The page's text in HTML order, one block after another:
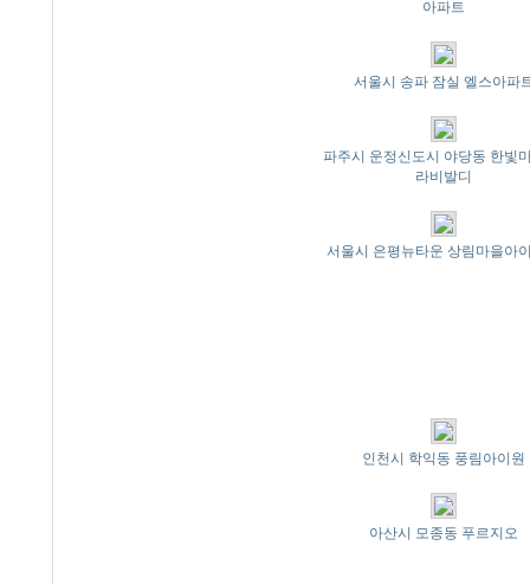
아파트
서울시 송파 잠실 엘스아파
파주시 운정신도시 야당동 한빛
라비발디
서울시 은평뉴타운 상림마을아
인천시 학익동 풍림아이원
아산시 모종동 푸르지오